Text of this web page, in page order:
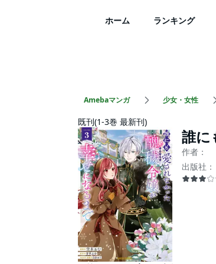
ホーム ランキング
Amebaマンガ 少女・女性
既刊(1-3巻 最新刊)
誰に
作者：
出版社：